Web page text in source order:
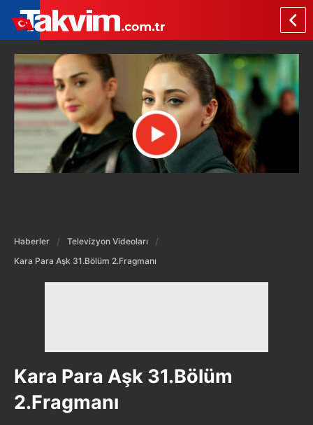
Haberler
Televizyon Videoları
Kara Para Aşk 31.Bölüm 2.Fragmanı
Kara Para Aşk 31.Bölüm
2.Fragmanı